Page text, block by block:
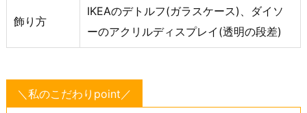
飾り方
IKEAのデトルフ(ガラスケース)、ダイソ
ーのアクリルディスプレイ(透明の段差)
＼私のこだわりpoint／